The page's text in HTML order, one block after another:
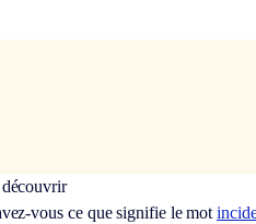
vous ce que signifie le mot